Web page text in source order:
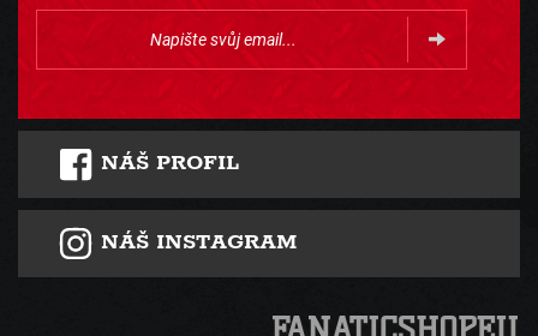
NÁŠ PROFIL
NÁŠ INSTAGRAM